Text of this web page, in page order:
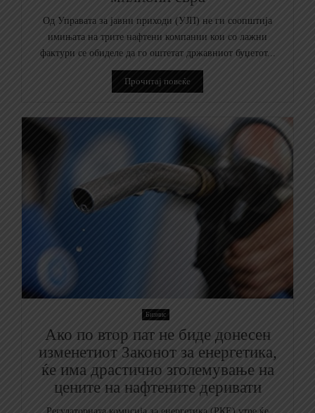
Од Управата за јавни приходи (УЈП) не ги соопштија
имињата на трите нафтени компании кои со лажни
фактури се обиделе да го оштетат државниот буџетот...
Прочитај повеќе
Бизнис
Ако по втор пат не биде донесен
изменетиот Законот за енергетика,
ќе има драстично зголемување на
цените на нафтените деривати